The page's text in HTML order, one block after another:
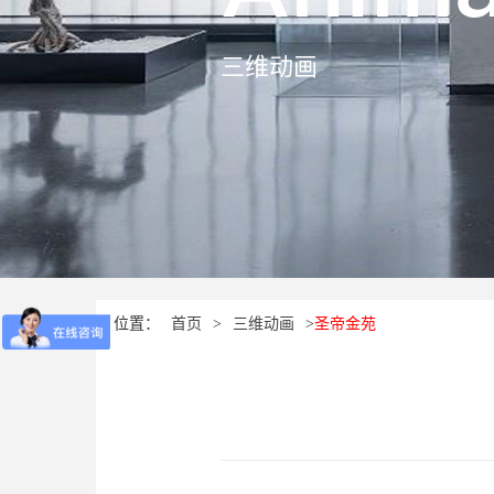
三维动画
位置： 首页 > 三维动画 >圣帝金苑